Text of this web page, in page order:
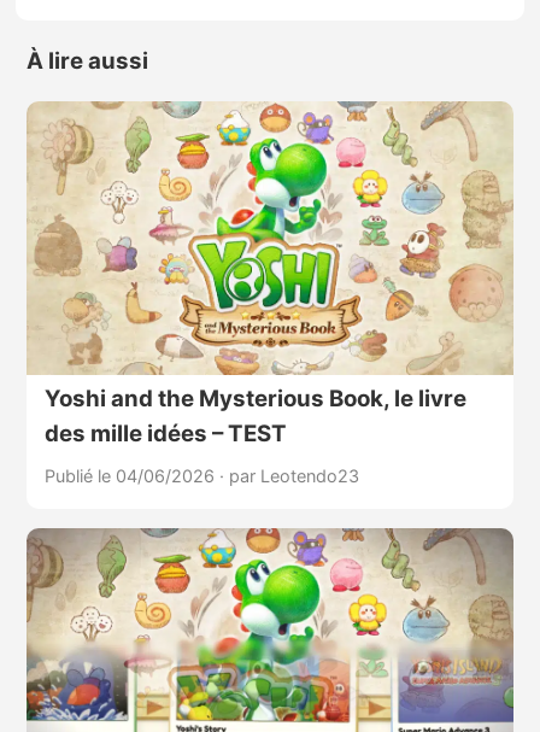
À lire aussi
Yoshi and the Mysterious Book, le livre
des mille idées – TEST
Publié le 04/06/2026 · par Leotendo23